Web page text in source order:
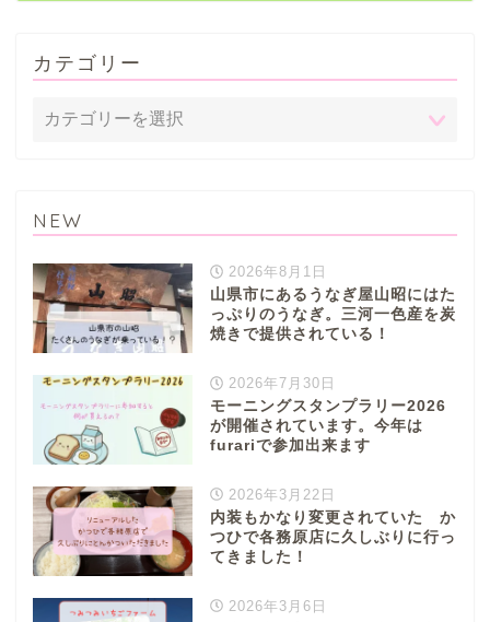
カテゴリー
NEW
2026年8月1日
山県市にあるうなぎ屋山昭にはた
っぷりのうなぎ。三河一色産を炭
焼きで提供されている！
2026年7月30日
モーニングスタンプラリー2026
が開催されています。今年は
furariで参加出来ます
2026年3月22日
内装もかなり変更されていた か
つひで各務原店に久しぶりに行っ
てきました！
2026年3月6日